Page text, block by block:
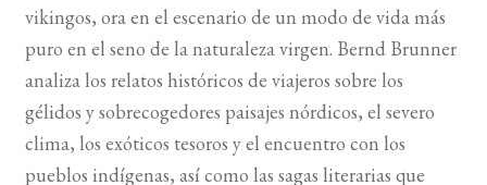
vikingos, ora en el escenario de un modo de vida más
puro en el seno de la naturaleza virgen. Bernd Brunner
analiza los relatos históricos de viajeros sobre los
gélidos y sobrecogedores paisajes nórdicos, el severo
clima, los exóticos tesoros y el encuentro con los
pueblos indígenas, así como las sagas literarias que